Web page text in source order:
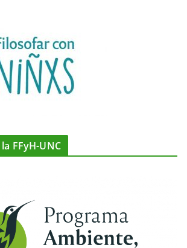
FFyH-UNC